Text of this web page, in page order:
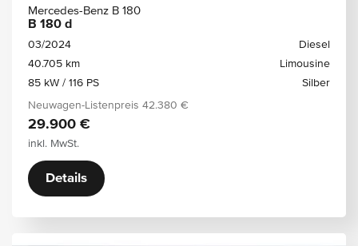
Mercedes-Benz B 180
B 180 d
03/2024
Diesel
40.705 km
Limousine
85 kW / 116 PS
Silber
Neuwagen-Listenpreis 42.380 €
29.900 €
inkl. MwSt.
Details